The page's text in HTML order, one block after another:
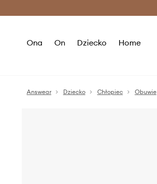
Ona On Dziecko Home
Answear Dziecko Chłopiec Obuwie